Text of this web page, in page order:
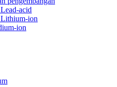
acid
ion
ion